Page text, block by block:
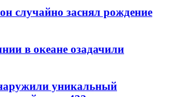
случайно заснял рождение
в океане озадачили
уникальный